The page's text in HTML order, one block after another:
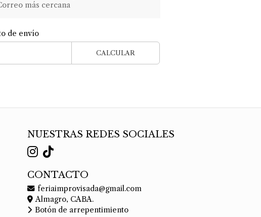
más cercana
de envío
CALCULAR
NUESTRAS REDES SOCIALES
CONTACTO
feriaimprovisada@gmail.com
Almagro, CABA.
Botón de arrepentimiento